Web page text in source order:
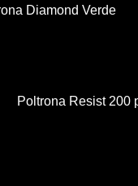
Diamond Verde
Poltrona Resist 200